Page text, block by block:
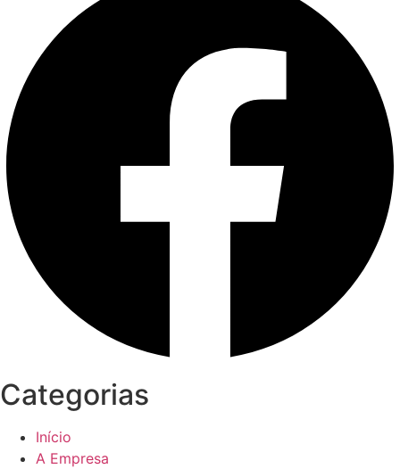
Categorias
Início
A Empresa